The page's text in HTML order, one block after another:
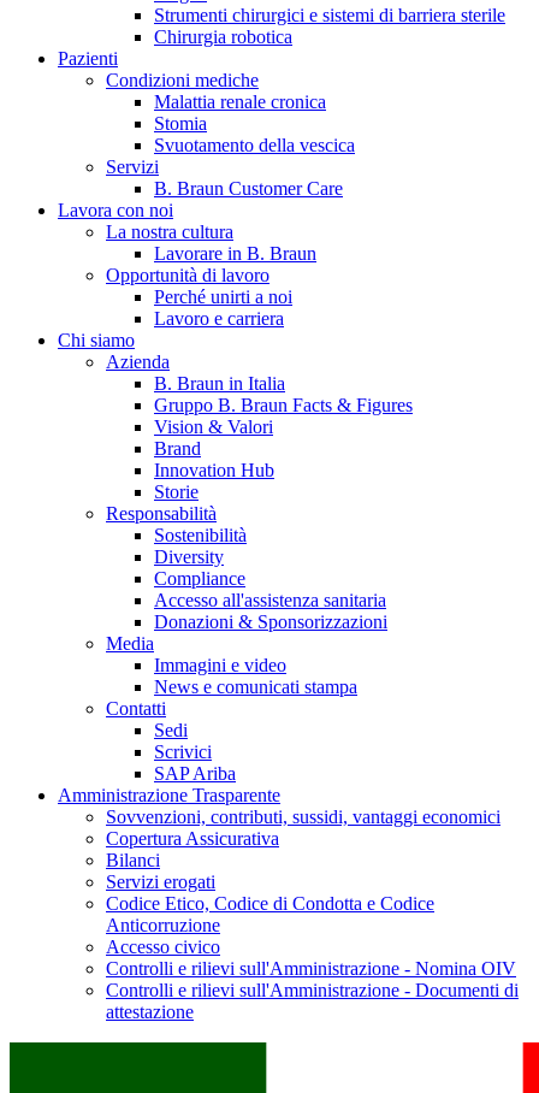
B. Braun in Italia
Scopri chi siamo ed entra nel mondo di B. Braun in Italia: 4
sedi, 4 aziende, più di 700 dipendenti e un Centro di
Eccellenza a livello globale.
Strumenti chirurgici e sistemi di barriera sterile
Chirurgia robotica
Pazienti
Condizioni mediche
Malattia renale cronica
Stomia
Svuotamento della vescica
Servizi
B. Braun Customer Care
Lavora con noi
La nostra cultura
Lavorare in B. Braun
Opportunità di lavoro
Perché unirti a noi
Lavoro e carriera
Chi siamo
Azienda
B. Braun in Italia
Gruppo B. Braun Facts & Figures
Vision & Valori
Brand
Innovation Hub
Storie
Responsabilità
Sostenibilità
Diversity
Compliance
Accesso all'assistenza sanitaria
Donazioni & Sponsorizzazioni
Media
Immagini e video
News e comunicati stampa
Contatti
Sedi
Scrivici
SAP Ariba
Amministrazione Trasparente
Sovvenzioni, contributi, sussidi, vantaggi economici
Copertura Assicurativa
Bilanci
Servizi erogati
Codice Etico, Codice di Condotta e Codice
Anticorruzione
Accesso civico
Controlli e rilievi sull'Amministrazione - Nomina OIV
Controlli e rilievi sull'Amministrazione - Documenti di
attestazione